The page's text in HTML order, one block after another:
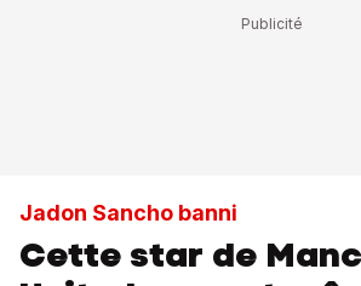
Jadon Sancho banni
Cette star de